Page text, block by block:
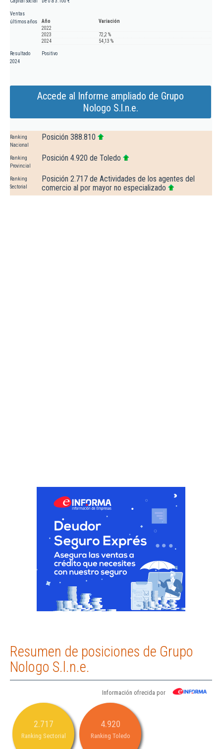
Ventas
últimos años
Año
Variación
2022
2023
72,2 %
2024
54,13 %
Resultado
2024
Positivo
Accede al Informe ampliado de Grupo
Nologo S.l.n.e.
Ranking
Nacional
Posición 388.810
Ranking
Provincial
Posición 4.920 de Toledo
Ranking
Sectorial
Posición 2.717 de Actividades de los agentes del
comercio al por mayor no especializado
Resumen de posiciones de Grupo
Nologo S.l.n.e.
Información ofrecida por
2.717
Ranking Sectorial
4.920
Ranking Toledo